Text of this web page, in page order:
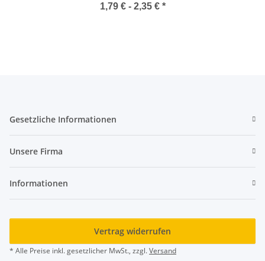
1,79 € - 2,35 € *
Gesetzliche Informationen
Unsere Firma
Informationen
Vertrag widerrufen
* Alle Preise inkl. gesetzlicher MwSt., zzgl.Versand